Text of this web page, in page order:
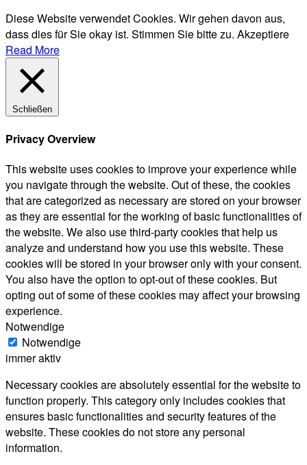
Diese Website verwendet Cookies. Wir gehen davon aus,
dass dies für Sie okay ist. Stimmen Sie bitte zu. Akzeptiere
Read More
Schließen
Privacy Overview
This website uses cookies to improve your experience while
you navigate through the website. Out of these, the cookies
that are categorized as necessary are stored on your browser
as they are essential for the working of basic functionalities of
the website. We also use third-party cookies that help us
analyze and understand how you use this website. These
cookies will be stored in your browser only with your consent.
You also have the option to opt-out of these cookies. But
opting out of some of these cookies may affect your browsing
experience.
Notwendige
Notwendige
immer aktiv
Necessary cookies are absolutely essential for the website to
function properly. This category only includes cookies that
ensures basic functionalities and security features of the
website. These cookies do not store any personal
information.